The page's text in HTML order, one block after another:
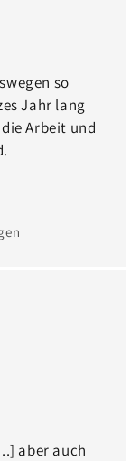
so
Jahr lang
Arbeit und
aber auch